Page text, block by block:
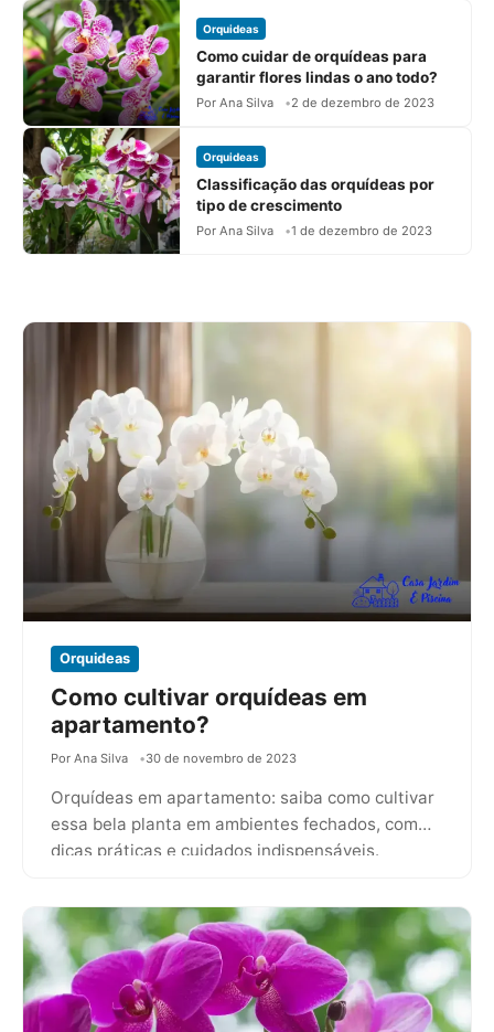
Orquideas
Como cuidar de orquídeas para
garantir flores lindas o ano todo?
Por Ana Silva 2 de dezembro de 2023
Orquideas
Classificação das orquídeas por
tipo de crescimento
Por Ana Silva 1 de dezembro de 2023
Orquideas
Como cultivar orquídeas em
apartamento?
Por Ana Silva 30 de novembro de 2023
Orquídeas em apartamento: saiba como cultivar
essa bela planta em ambientes fechados, com
dicas práticas e cuidados indispensáveis.